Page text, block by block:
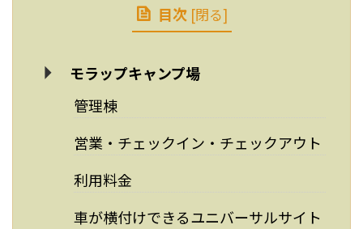
目次 [閉る]
モラップキャンプ場
管理棟
営業・チェックイン・チェックアウト
利用料金
車が横付けできるユニバーサルサイト